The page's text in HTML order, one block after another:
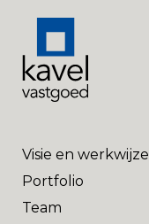
Visie en werkwijze
Portfolio
Team